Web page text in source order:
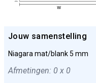
Jouw samenstelling
Niagara mat/blank 5 mm
Afmetingen: 0 x 0